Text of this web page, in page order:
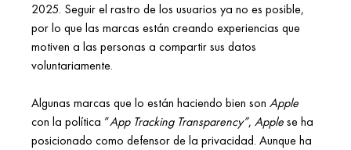
2025. Seguir el rastro de los usuarios ya no es posible,
por lo que las marcas están creando experiencias que
motiven a las personas a compartir sus datos
voluntariamente.
Algunas marcas que lo están haciendo bien son Apple
con la política “App Tracking Transparency”, Apple se ha
posicionado como defensor de la privacidad. Aunque ha